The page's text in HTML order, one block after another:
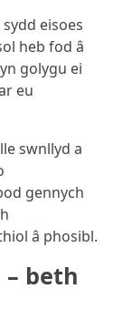
sydd eisoes
heb fod â
golygu ei
eu
swnllyd a
gennych
â phosibl.
beth